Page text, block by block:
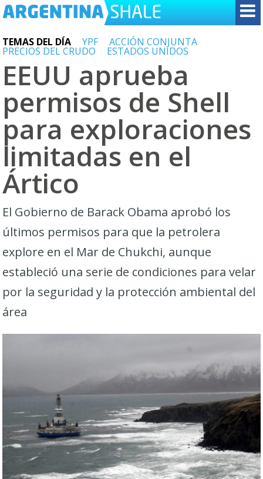
TEMAS DEL DÍA YPF ACCIÓN CONJUNTA
PRECIOS DEL CRUDO ESTADOS UNIDOS
EEUU aprueba
permisos de Shell
para exploraciones
limitadas en el
Ártico
El Gobierno de Barack Obama aprobó los
últimos permisos para que la petrolera
explore en el Mar de Chukchi, aunque
estableció una serie de condiciones para velar
por la seguridad y la protección ambiental del
área